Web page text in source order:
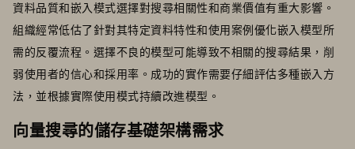
資料品質和嵌入模式選擇對搜尋相關性和商業價值有重大影響。
組織經常低估了針對其特定資料特性和使用案例優化嵌入模型所
需的反覆流程。選擇不良的模型可能導致不相關的搜尋結果，削
弱使用者的信心和採用率。成功的實作需要仔細評估多種嵌入方
法，並根據實際使用模式持續改進模型。
向量搜尋的儲存基礎架構需求